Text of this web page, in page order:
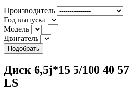
Производитель
Год выпуска
Модель
Двигатель
Подобрать
Диск 6,5j*15 5/100 40
LS